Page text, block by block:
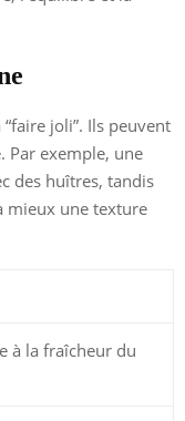
joli”. Ils peuvent
Par exemple, une
des huîtres, tandis
mieux une texture
à la fraîcheur du